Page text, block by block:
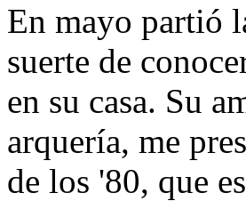
En mayo partió
suerte de
en su casa. Su
arquería, me
de los '80, que